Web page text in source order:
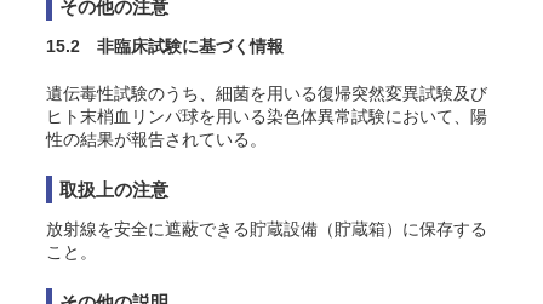
その他の注意
15.2 非臨床試験に基づく情報
遺伝毒性試験のうち、細菌を用いる復帰突然変異試験及び
ヒト末梢血リンパ球を用いる染色体異常試験において、陽
性の結果が報告されている 。
取扱上の注意
放射線を安全に遮蔽できる貯蔵設備（貯蔵箱）に保存する
こと。